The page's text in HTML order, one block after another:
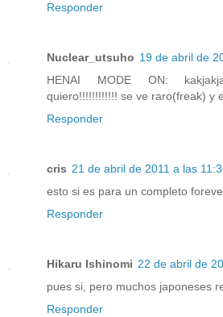
Responder
Nuclear_utsuho 19 de abril de
HENAI MODE ON:
quiero!!!!!!!!!!!! se ve raro(freak) y
Responder
cris 21 de abril de 2011 a las
esto si es para un completo
Responder
Hikaru Ishinomi 22 de abril de
pues si, pero muchos japoneses
Responder